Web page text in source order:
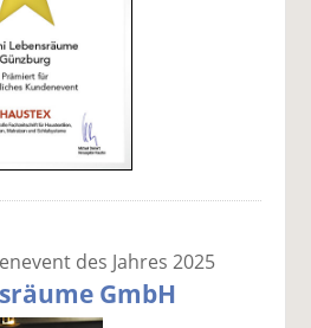
des Jahres 2025
GmbH